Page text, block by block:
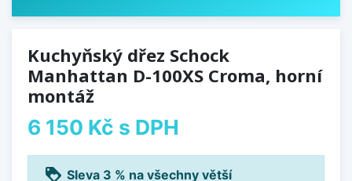
Kuchyňský dřez Schock
Manhattan D-100XS Croma, horní
montáž
6 150 Kč s DPH
loyalty Sleva 3 % na všechny větší